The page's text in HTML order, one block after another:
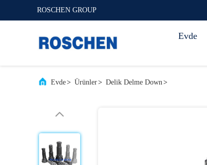
ROSCHEN GROUP
Evde
Evde> Ürünler> Delik Delme Down>